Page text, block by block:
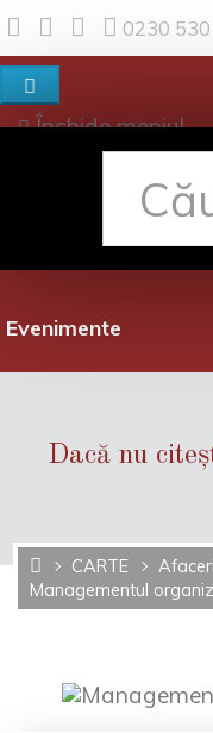
0230
Închide meniul
Evenimente
Dacă nu
CARTE
Managementul